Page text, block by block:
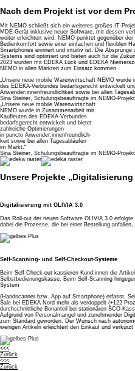
Nach dem Projekt ist vor dem
Mit NEMO schließt sich ein weiteres großes IT-
MDE-Gerät inklusive neuer Software, mit dessen
weiter erleichtert wird. NEMO punktet gegenüber
Bedienkomfort sowie einer einfachen und flexiblen
Smartphones erinnert und intuitiv ist. Die Absprünge
Systems sind optimiert und bieten auch für die
2023 wurden mit EDEKA Lück und EDEKA
NEMO in allen Märkten zum Einsatz kommen.
„Unsere neue mobile Warenwirtschaft NEMO
des EDEKA-Verbundes bedarfsgerecht entwickelt
Anwender:innenfreundlichkeit sowie bei allen
Sina Steiner, Schulungsbeauftragte im NEMO-Projekt
„Unsere neue mobile Warenwirtschaft
NEMO wurde in Zusammenarbeit mit
Kaufleuten des EDEKA-Verbundes
bedarfsgerecht entwickelt und bietet
zahlreiche Optimierungen
in puncto Anwender:innenfreundlich-
keit sowie bei allen Tagesabläufen
im Markt.“
Sina Steiner, Schulungsbeauftragte im NEMO-Projekt
Unsere Projekte „Digitalisierung
Digitalisierung mit OLIVIA 3.0
Das Roll-out der neuen Software OLIVIA 3.0
dabei die Prozesse, die bei einer Bestellung
Self-Scanning- und Self-Checkout-Systeme
Beim Self-Check-out kassieren Kund:innen die
Selbstbedienungskasse. Beim Self-Scanning
System
(Handscanner bzw. App auf Smartphone) erfasst.
Sale bei EDEKA Nord mehr als verdoppelt (+122
durchschnittliche Bonanteil bei stationären SCO-
Aufgrund von Personalmangel und zunehmender
zum Standard geworden. Der Wunsch nach
wenigen Artikeln erleichtert den Einkauf und
<<<
Zurück
<<<
Zurück